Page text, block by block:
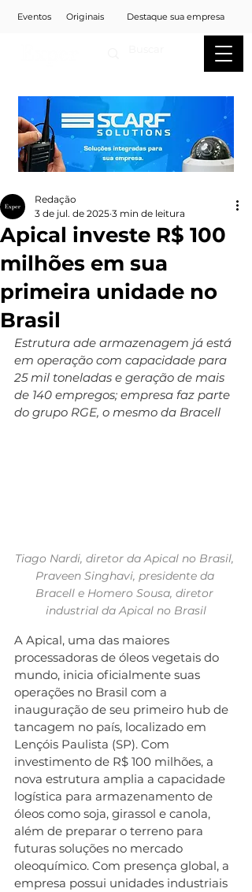
Eventos Originais Destaque sua empresa
Apical investe R$ 100
milhões em sua
primeira unidade no
Brasil
Redação
3 de jul. de 2025 3 min de leitura
Estrutura ade armazenagem já está
em operação com capacidade para
25 mil toneladas e geração de mais
de 140 empregos; empresa faz parte
do grupo RGE, o mesmo da Bracell
Tiago Nardi, diretor da Apical no Brasil,
Praveen Singhavi, presidente da
Bracell e Homero Sousa, diretor
industrial da Apical no Brasil
A Apical, uma das maiores
processadoras de óleos vegetais do
mundo, inicia oficialmente suas
operações no Brasil com a
inauguração de seu primeiro hub de
tancagem no país, localizado em
Lençóis Paulista (SP). Com
investimento de R$ 100 milhões, a
nova estrutura amplia a capacidade
logística para armazenamento de
óleos como soja, girassol e canola,
além de preparar o terreno para
futuras soluções no mercado
oleoquímico. Com presença global, a
empresa possui unidades industriais